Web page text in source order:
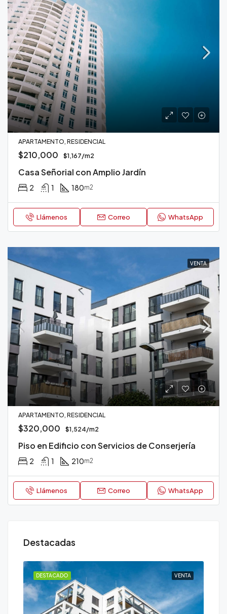
APARTAMENTO, RESIDENCIAL
$210,000 $1,167/m2
Casa Señorial con Amplio Jardín
2 1 180m2
Llámenos Correo WhatsApp
VENTA
APARTAMENTO, RESIDENCIAL
$320,000 $1,524/m2
Piso en Edificio con Servicios de Conserjería
2 1 210m2
Llámenos Correo WhatsApp
Destacadas
VENTA
DESTACADO